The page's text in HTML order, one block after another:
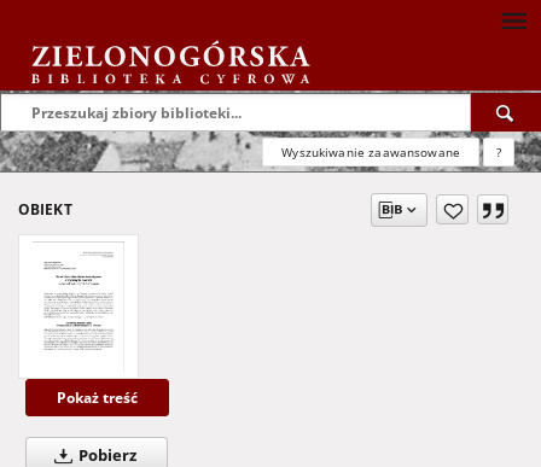
Wyszukiwanie zaawansowane ?
OBIEKT
Pokaż treść
Pobierz